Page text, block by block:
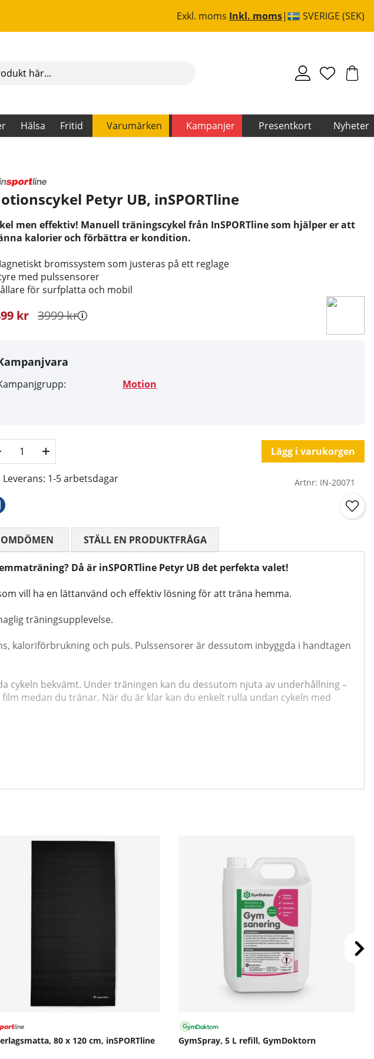
Exkl. moms Inkl. moms SVERIGE (SEK)
Hälsa Fritid Varumärken Kampanjer Presentkort Nyheter
Petyr UB, inSPORTline
men effektiv! Manuell träningscykel från InSPORTline som hjälper er att
kalorier och förbättra er kondition.
bromssystem som justeras på ett reglage
med pulssensorer
för surfplatta och mobil
3999kr
kr
Motion
Lägg i varukorgen
Leverans: 1-5 arbetsdagar Artnr: IN-20071
Då är inSPORTline Petyr UB det perfekta valet!
vill ha en lättanvänd och effektiv lösning för att träna hemma.
träningsupplevelse.
kaloriförbrukning och puls. Pulssensorer är dessutom inbyggda i handtagen
cykeln bekvämt. Under träningen kan du dessutom njuta av underhållning –
medan du tränar. När du är klar kan du enkelt rulla undan cykeln med
smidigt och effektivt sätt.
OMDÖMEN MEDELBETYG 0 AV 5 ANTAL BETYG 0
STÄLL EN PRODUKTFRÅGA
80 x 120 cm, inSPORTline GymSpray, 5 L refill, GymDoktorn